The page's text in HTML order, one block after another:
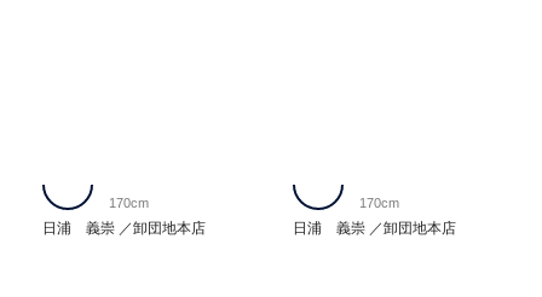
日浦 義崇 卸団地本店
170cm
日浦 義崇 卸団地本店
170cm